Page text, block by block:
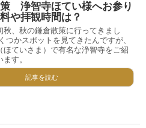
浄智寺ほてい様へお参り
や拝観時間は？
秋、秋の鎌倉散策に行ってきまし
つかスポットを見てきたんですが、
ほていさま）で有名な浄智寺をご紹
す。
記事を読む